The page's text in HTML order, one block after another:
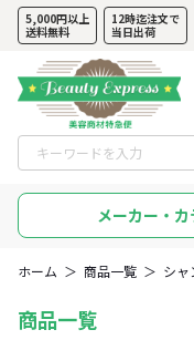
5,000円以上
送料無料
12時迄注文で
当日出荷
メーカー・
ホーム ＞ 商品一覧 ＞ シャ
商品一覧